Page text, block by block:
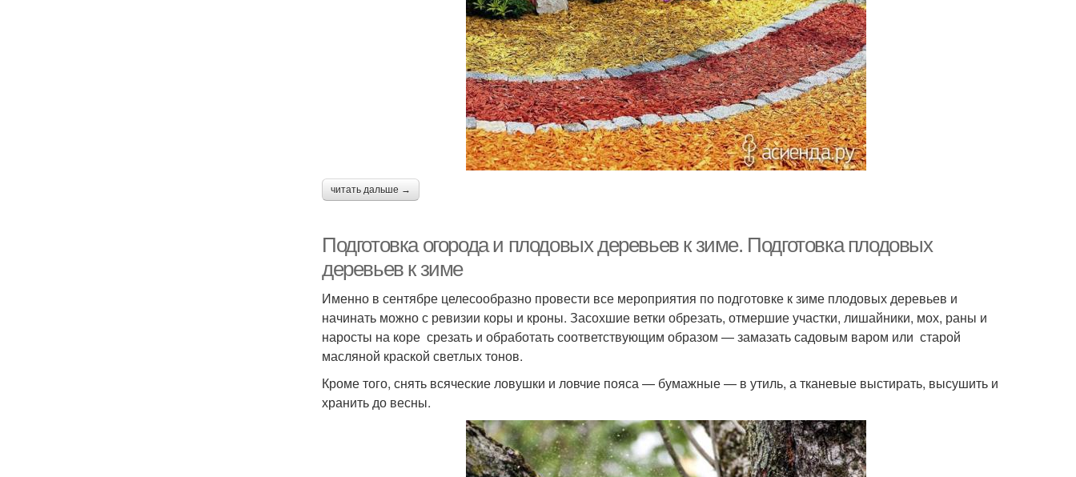
читать дальше →
Подготовка огорода и плодовых деревьев к зиме. Подготовка плодовых
деревьев к зиме
Именно в сентябре целесообразно провести все мероприятия по подготовке к зиме плодовых деревьев и
начинать можно с ревизии коры и кроны. Засохшие ветки обрезать, отмершие участки, лишайники, мох, раны и
наросты на коре срезать и обработать соответствующим образом — замазать садовым варом или старой
масляной краской светлых тонов.
Кроме того, снять всяческие ловушки и ловчие пояса — бумажные — в утиль, а тканевые выстирать, высушить и
хранить до весны.